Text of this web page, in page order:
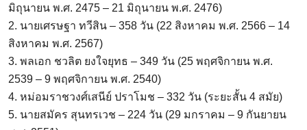
มิถุนายน พ.ศ. 2475 – 21 มิถุนายน พ.ศ. 2476)
2. นายเศรษฐา ทวีสิน – 358 วัน (22 สิงหาคม พ.ศ. 2566 – 14
สิงหาคม พ.ศ. 2567)
3. พลเอก ชวลิต ยงใจยุทธ – 349 วัน (25 พฤศจิกายน พ.ศ.
2539 – 9 พฤศจิกายน พ.ศ. 2540)
4. หม่อมราชวงศ์เสนีย์ ปราโมช – 332 วัน (ระยะสั้น 4 สมัย)
5. นายสมัคร สุนทรเวช – 224 วัน (29 มกราคม – 9 กันยายน